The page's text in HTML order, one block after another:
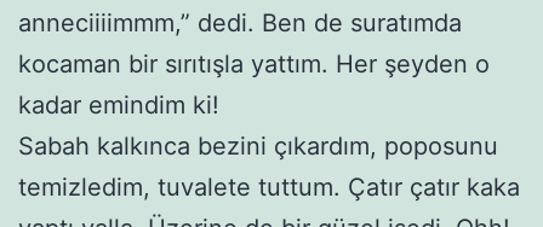
anneciiiimmm,” dedi. Ben de suratımda
kocaman bir sırıtışla yattım. Her şeyden o
kadar emindim ki!
Sabah kalkınca bezini çıkardım, poposunu
temizledim, tuvalete tuttum. Çatır çatır kaka